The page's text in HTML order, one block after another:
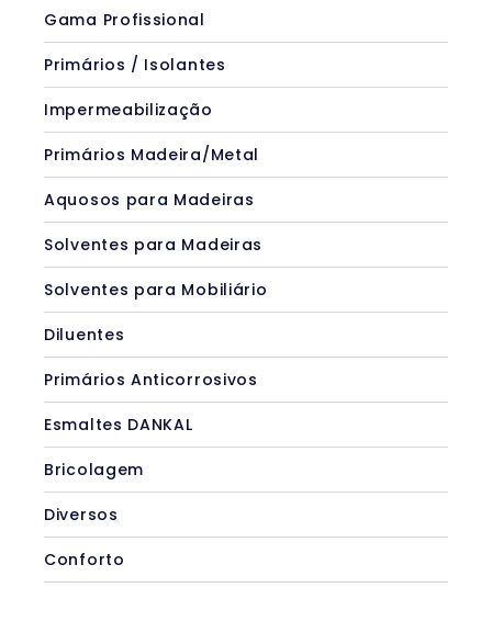
Gama Profissional
Primários / Isolantes
Impermeabilização
Primários Madeira/Metal
Aquosos para Madeiras
Solventes para Madeiras
Solventes para Mobiliário
Diluentes
Primários Anticorrosivos
Esmaltes DANKAL
Bricolagem
Diversos
Conforto